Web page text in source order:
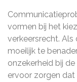
vormen bij het
verkeersrecht.
moeilijk te
onzekerheid bij
ervoor zorgen dat